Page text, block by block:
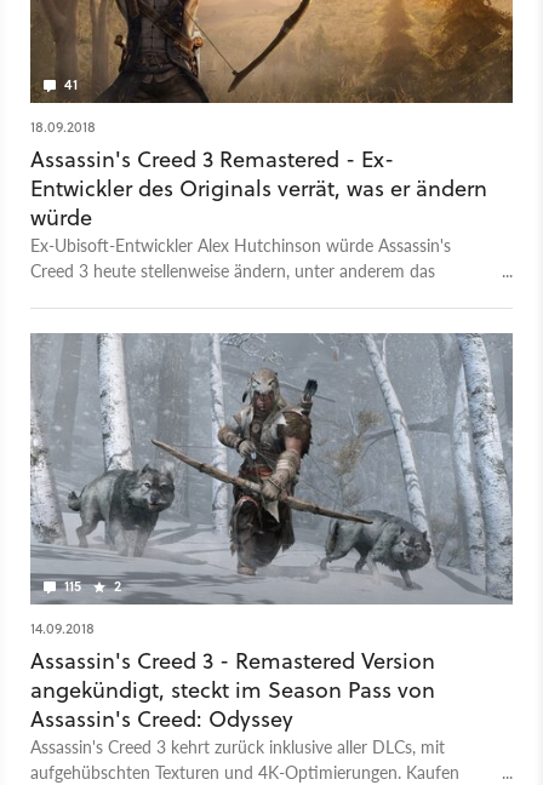
41
18.09.2018
Assassin's Creed 3 Remastered - Ex-
Entwickler des Originals verrät, was er ändern
würde
Ex-Ubisoft-Entwickler Alex Hutchinson würde Assassin's
Creed 3 heute stellenweise ändern, unter anderem das
115 2
14.09.2018
Assassin's Creed 3 - Remastered Version
angekündigt, steckt im Season Pass von
Assassin's Creed: Odyssey
Assassin's Creed 3 kehrt zurück inklusive aller DLCs, mit
aufgehübschten Texturen und 4K-Optimierungen. Kaufen